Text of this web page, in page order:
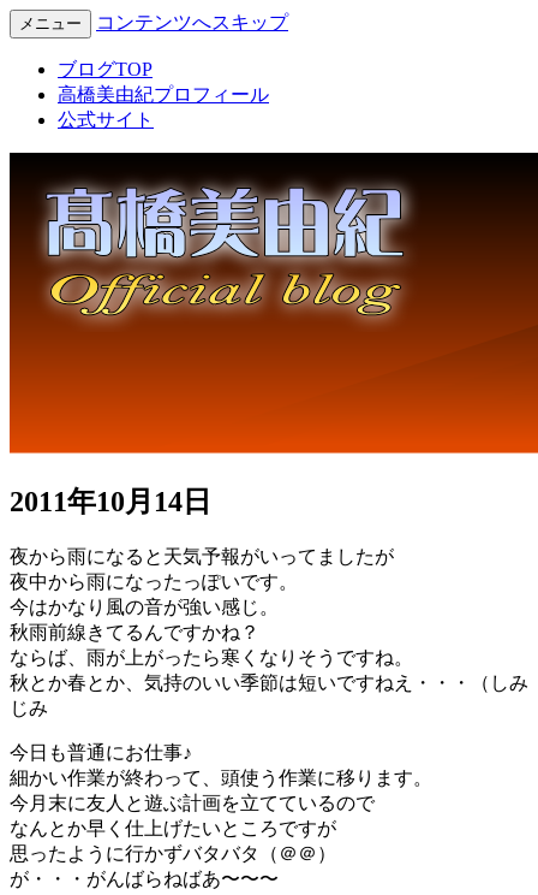
高橋美由紀オフィシャルブロ
グ
Miyuki Takahashi Official Blog
メニュー コンテンツへスキップ
ブログTOP
高橋美由紀プロフィール
公式サイト
2011年10月14日
夜から雨になると天気予報がいってましたが
夜中から雨になったっぽいです。
今はかなり風の音が強い感じ。
秋雨前線きてるんですかね？
ならば、雨が上がったら寒くなりそうですね。
秋とか春とか、気持のいい季節は短いですねえ・・・（しみ
じみ
今日も普通にお仕事♪
細かい作業が終わって、頭使う作業に移ります。
今月末に友人と遊ぶ計画を立てているので
なんとか早く仕上げたいところですが
思ったように行かずバタバタ（＠＠）
が・・・がんばらねばあ〜〜〜